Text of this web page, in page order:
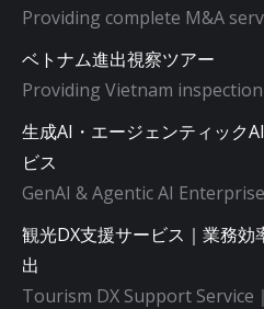
Providing complete M&A
ベトナム進出視察ツアー
Providing Vietnam
生成AI・エージェンティック
ビス
GenAI & Agentic AI
観光DX支援サービス｜業務
出
Tourism DX Support